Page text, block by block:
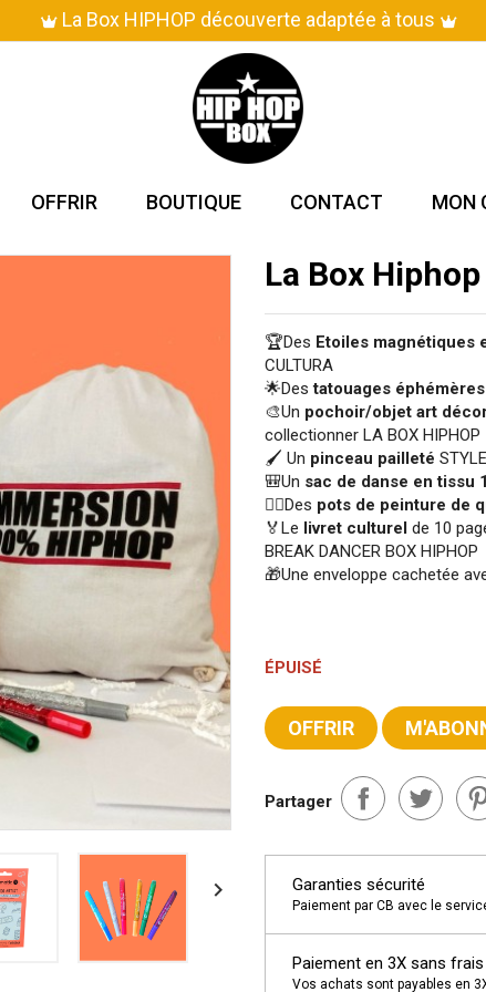
Livraison en 3 à 5
OFFRIR BOUTIQUE CONTACT MON

La Box
🏆Des Etoiles magnétiques
CULTURA
🌟Destatouages éphémères
🎨Un pochoir/objet art
collectionner LA BOX HIPHOP
🖌 Un pinceau pailleté STYLE
🎒Un sac de danse en tissu
🤸‍♂️Des pots de peinture de
🏅Le livret culturel de 10
BREAK DANCER BOX HIPHOP
🎁Une enveloppe cachetée
ÉPUISÉ
OFFRIR
Partager
Garanties sécurité
Paiement par CB avec le
Paiement en 3X sans frais
Vos achats sont payables en